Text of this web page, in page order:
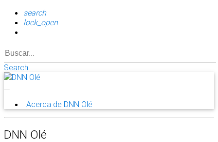
search
lock_open
Search
Acerca de DNN Olé
DNN Olé